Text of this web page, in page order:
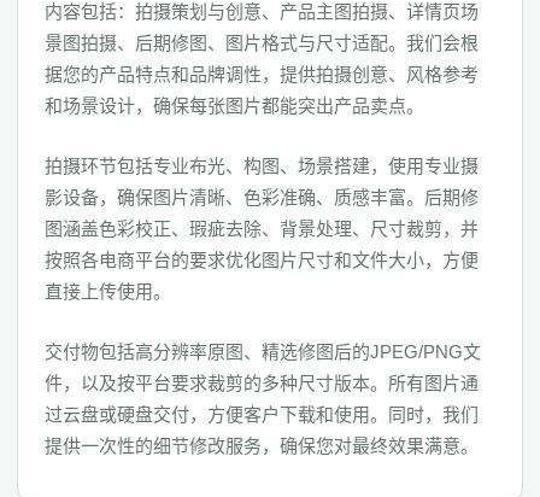
内容包括：拍摄策划与创意、产品主图拍摄、详情页场
景图拍摄、后期修图、图片格式与尺寸适配。我们会根
据您的产品特点和品牌调性，提供拍摄创意、风格参考
和场景设计，确保每张图片都能突出产品卖点。
拍摄环节包括专业布光、构图、场景搭建，使用专业摄
影设备，确保图片清晰、色彩准确、质感丰富。后期修
图涵盖色彩校正、瑕疵去除、背景处理、尺寸裁剪，并
按照各电商平台的要求优化图片尺寸和文件大小，方便
直接上传使用。
交付物包括高分辨率原图、精选修图后的JPEG/PNG文
件，以及按平台要求裁剪的多种尺寸版本。所有图片通
过云盘或硬盘交付，方便客户下载和使用。同时，我们
提供一次性的细节修改服务，确保您对最终效果满意。